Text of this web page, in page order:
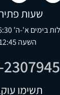
שעות
השעה 12:45
תשימו